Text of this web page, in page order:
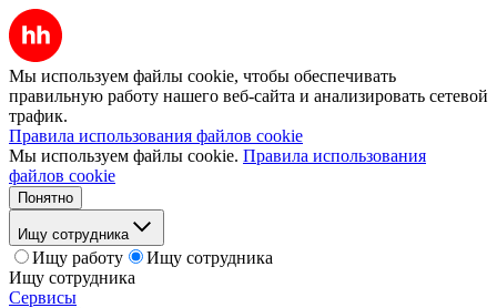
Мы используем файлы cookie, чтобы обеспечивать
правильную работу нашего веб-сайта и анализировать сетевой
трафик.
Правила использования файлов cookie
Мы используем файлы cookie. Правила использования
файлов cookie
Понятно
Ищу сотрудника
Ищу работу
Ищу сотрудника
Ищу сотрудника
Сервисы